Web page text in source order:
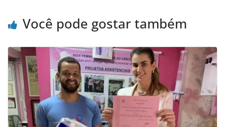
Você pode gostar também